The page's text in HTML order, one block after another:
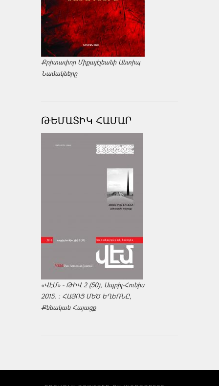
Քրիտափոր Միքայէլեանի Անտիպ
Նամակները
ԹԵՄԱՏԻԿ ՀԱՄԱՐ
«ՎԷՄ» - ԹԻՎ 2 (50), Ապրիլ-Հունիս
2015. : ՀԱՅՈՑ ՄԵԾ ԵՂԵՌՆԸ,
Քննական Հայացք